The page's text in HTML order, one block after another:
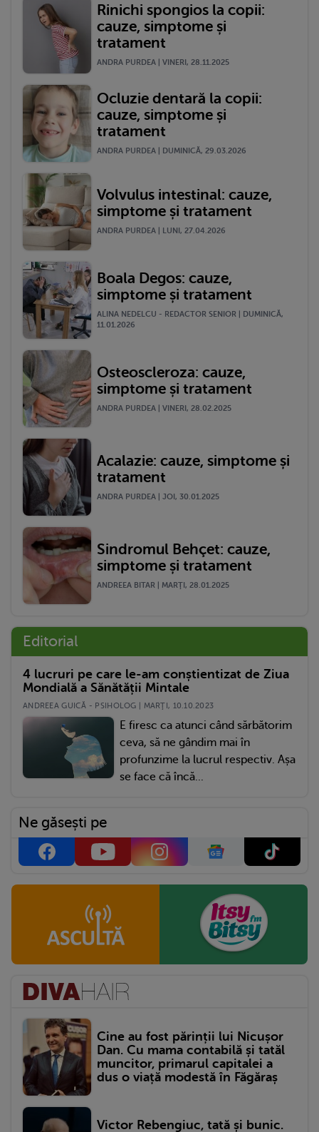
Rinichi spongios la copii:
cauze, simptome și
tratament
ANDRA PURDEA | VINERI, 28.11.2025
Ocluzie dentară la copii:
cauze, simptome și
tratament
ANDRA PURDEA | DUMINICĂ, 29.03.2026
Volvulus intestinal: cauze,
simptome și tratament
ANDRA PURDEA | LUNI, 27.04.2026
Boala Degos: cauze,
simptome și tratament
ALINA NEDELCU - REDACTOR SENIOR | DUMINICĂ,
11.01.2026
Osteoscleroza: cauze,
simptome și tratament
ANDRA PURDEA | VINERI, 28.02.2025
Acalazie: cauze, simptome și
tratament
ANDRA PURDEA | JOI, 30.01.2025
Sindromul Behçet: cauze,
simptome și tratament
ANDREEA BITAR | MARŢI, 28.01.2025
Editorial
4 lucruri pe care le-am conștientizat de Ziua
Mondială a Sănătății Mintale
ANDREEA GUICĂ - PSIHOLOG | MARŢI, 10.10.2023
E firesc ca atunci când sărbătorim
ceva, să ne gândim mai în
profunzime la lucrul respectiv. Așa
se face că încă...
Ne găsești pe
Cine au fost părinții lui Nicușor
Dan. Cu mama contabilă și tatăl
muncitor, primarul capitalei a
dus o viață modestă în Făgăraș
Victor Rebengiuc, tată și bunic.